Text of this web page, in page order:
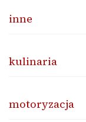
inne
kulinaria
motoryzacja